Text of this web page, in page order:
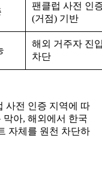
팬클럽 사전 인
(거점) 기반
해외 거주자 진
차단
사전 인증 지역에 따
아, 해외에서 한국
자체를 원천 차단하